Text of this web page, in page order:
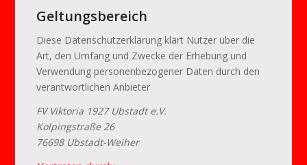
Geltungsbereich
Diese Datenschutzerklärung klärt Nutzer über die
Art, den Umfang und Zwecke der Erhebung und
Verwendung personenbezogener Daten durch den
verantwortlichen Anbieter
FV Viktoria 1927 Ubstadt e.V.
Kolpingstraße 26
76698 Ubstadt-Weiher